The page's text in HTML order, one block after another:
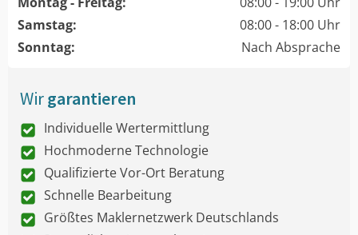
Samstag:
08:00 - 18:00 Uhr
Sonntag:
Nach Absprache
Wirgarantieren
Individuelle Wertermittlung
Hochmoderne Technologie
Qualifizierte Vor-Ort Beratung
Schnelle Bearbeitung
Größtes Maklernetzwerk Deutschlands